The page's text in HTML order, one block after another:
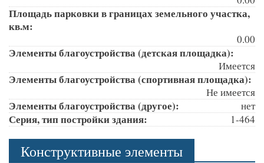
Площадь парковки в границах земельного участка,
кв.м:
0.00
Элементы благоустройства (детская площадка):
Имеется
Элементы благоустройства (спортивная площадка):
Не имеется
Элементы благоустройства (другое): нет
Серия, тип постройки здания: 1-464
Конструктивные элементы